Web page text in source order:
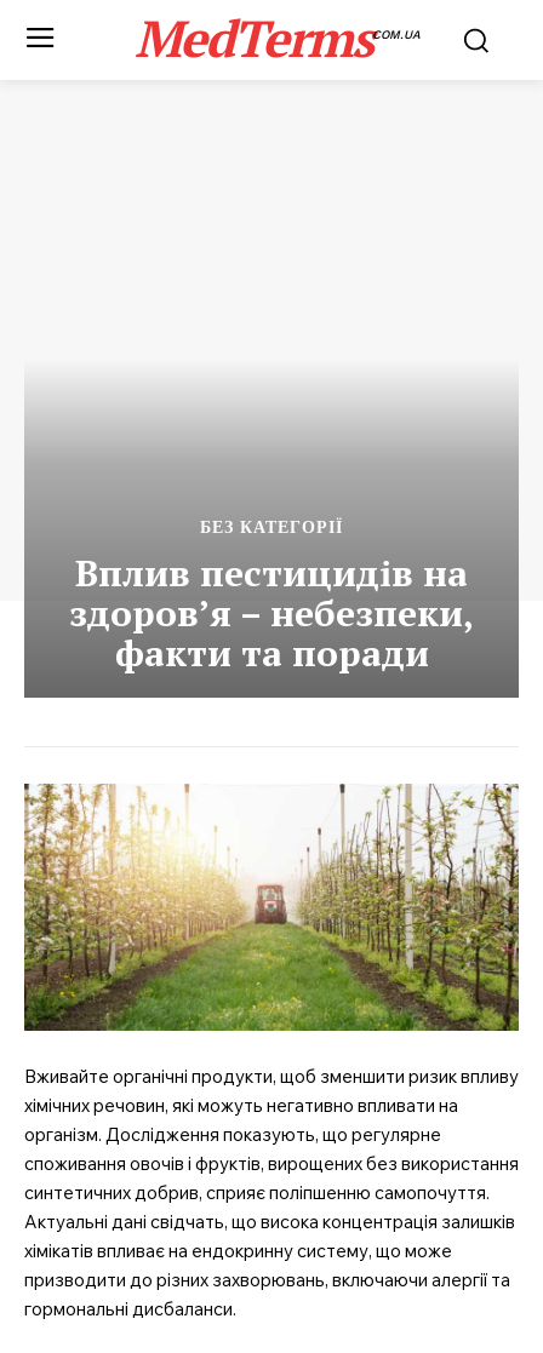
MedTermsCOM.UA
БЕЗ КАТЕГОРІЇ
Вплив пестицидів на
здоров’я – небезпеки,
факти та поради
Вживайте органічні продукти, щоб зменшити ризик впливу
хімічних речовин, які можуть негативно впливати на
організм. Дослідження показують, що регулярне
споживання овочів і фруктів, вирощених без використання
синтетичних добрив, сприяє поліпшенню самопочуття.
Актуальні дані свідчать, що висока концентрація залишків
хімікатів впливає на ендокринну систему, що може
призводити до різних захворювань, включаючи алергії та
гормональні дисбаланси.